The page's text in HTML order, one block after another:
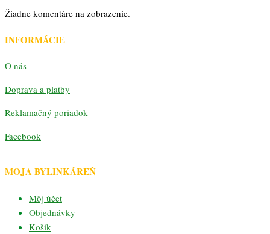
Žiadne komentáre na zobrazenie.
INFORMÁCIE
O nás
Doprava a platby
Reklamačný poriadok
Facebook
MOJA BYLINKÁREŇ
Môj účet
Objednávky
Košík